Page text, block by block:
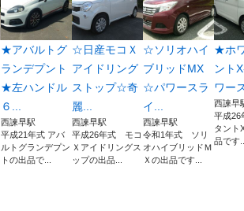
★アバルトグ
ランデプント
★左ハンドル
６...
西諫早駅
平成21年式 アバ
ルトグランデプン
トの出品で...
☆日産モコＸ
アイドリング
ストップ☆奇
麗...
西諫早駅
平成26年式 モコ
Ｘアイドリングス
ップの出品...
☆ソリオハイ
ブリッドMX
☆パワースラ
イ...
西諫早駅
令和1年式 ソリ
オハイブリッドＭ
Ｘの出品です...
★ホ
ント
ワー
西諫早
平成26
タント
品です...